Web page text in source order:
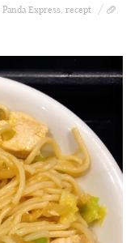
Panda Express, recept